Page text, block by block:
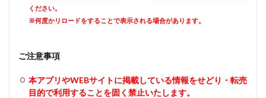
ください。
※何度かリロードをすることで表示される場合があります。
ご注意事項
本アプリやWEBサイトに掲載している情報をせどり・転売
目的で利用することを固く禁止いたします。